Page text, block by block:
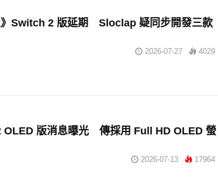
》Switch 2 版延期 Sloclap 疑同步開發三款
2026-07-27 4029
OLED 版消息曝光 傳採用 Full HD OLED 螢
2026-07-13 17964